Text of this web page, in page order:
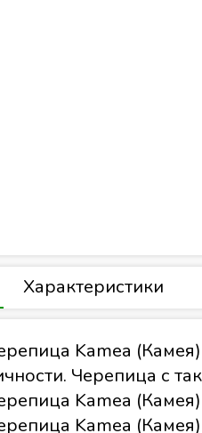
Характеристики
Kamea
Черепица с
Kamea
Kamea